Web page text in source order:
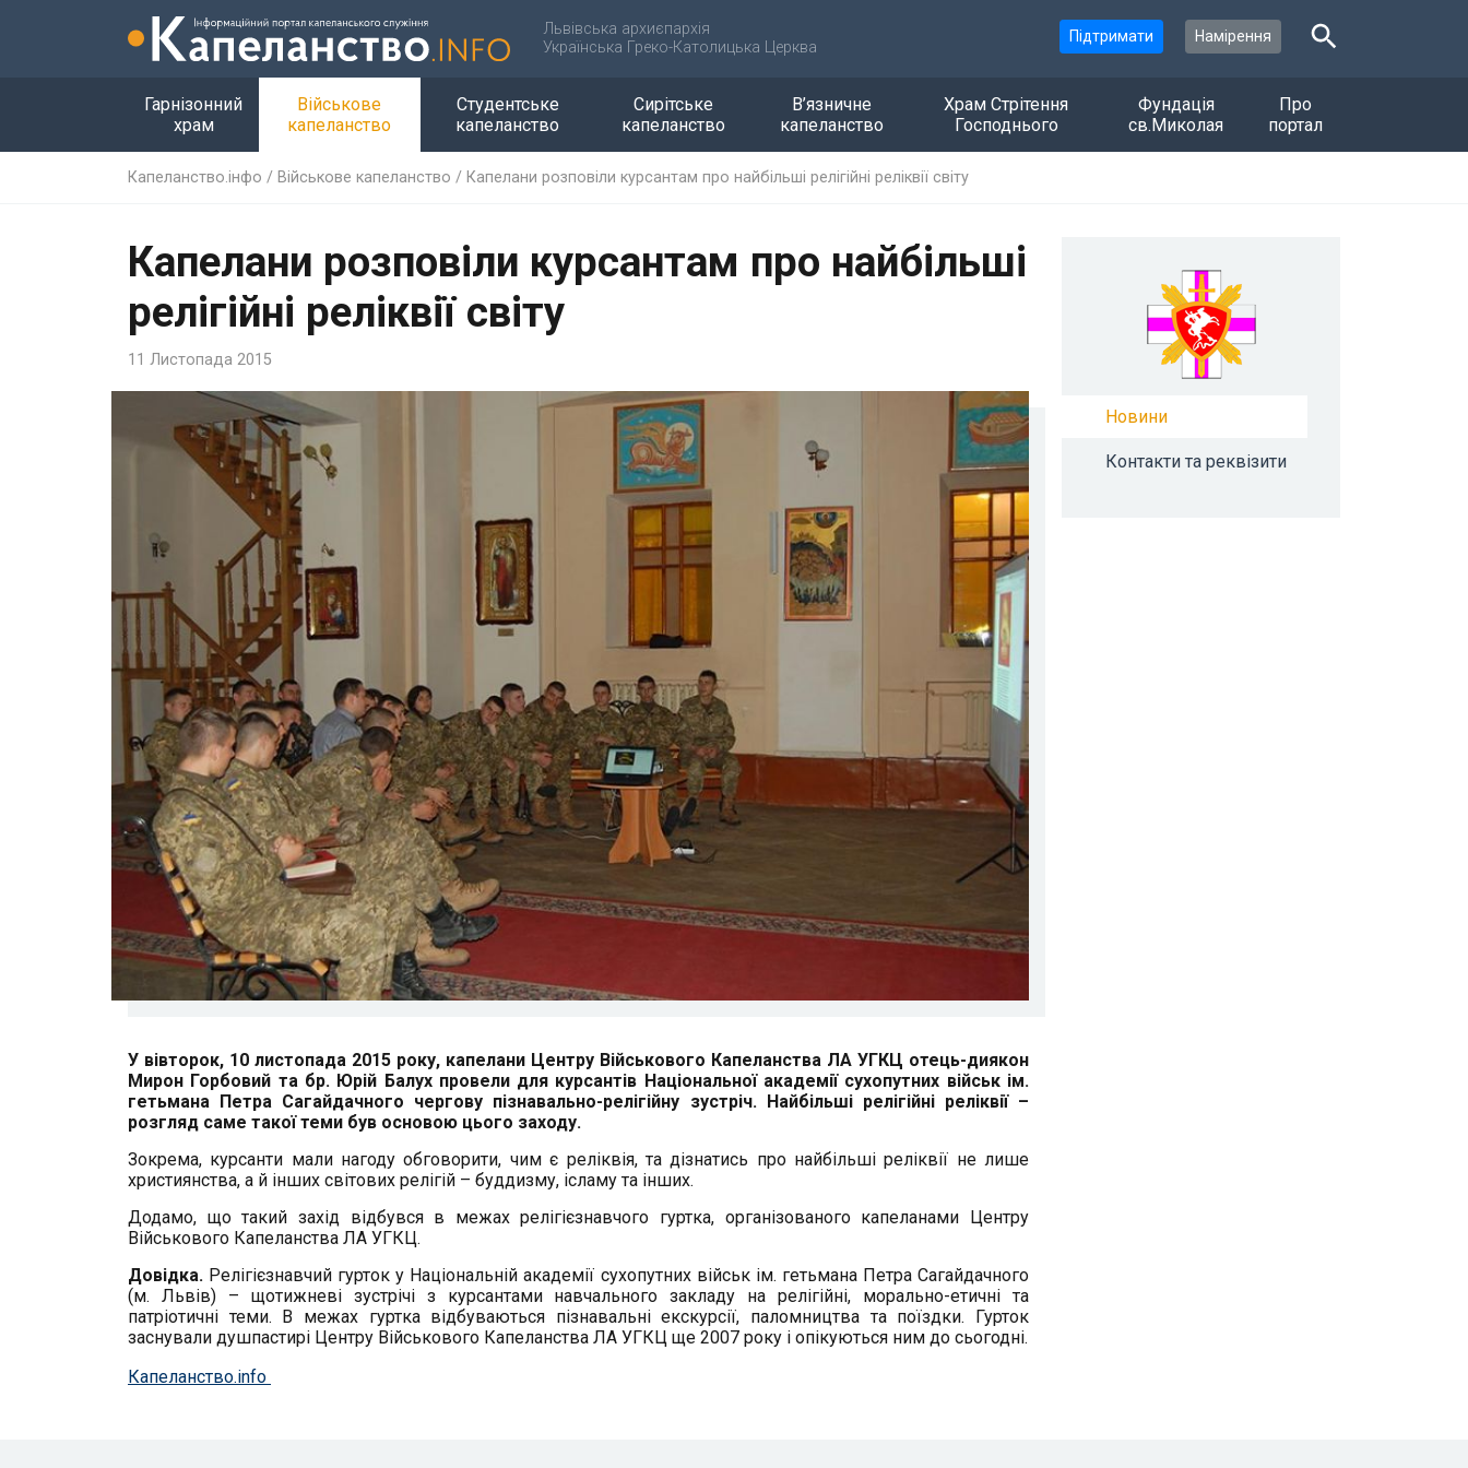
Львівська архиєпархія
Українська Греко-Католицька Церква
Підтримати Намірення
Гарнізонний
храм
Військове
капеланство
Студентське
капеланство
Сирітське
капеланство
В’язничне
капеланство
Храм Стрітення
Господнього
Фундація
св.Миколая
Про
портал
Капеланство.інфо / Військове капеланство / Капелани розповіли курсантам про найбільші релігійні реліквії світу
Капелани розповіли курсантам про найбільші
релігійні реліквії світу
11 Листопада 2015
У вівторок, 10 листопада 2015 року, капелани Центру Військового Капеланства ЛА УГКЦ отець-диякон
Мирон Горбовий та бр. Юрій Балух провели для курсантів Національної академії сухопутних військ ім.
гетьмана Петра Сагайдачного чергову пізнавально-релігійну зустріч. Найбільші релігійні реліквії –
розгляд саме такої теми був основою цього заходу.
Зокрема, курсанти мали нагоду обговорити, чим є реліквія, та дізнатись про найбільші реліквії не лише
християнства, а й інших світових релігій – буддизму, ісламу та інших.
Додамо, що такий захід відбувся в межах релігієзнавчого гуртка, організованого капеланами Центру
Військового Капеланства ЛА УГКЦ.
Довідка. Релігієзнавчий гурток у Національній академії сухопутних військ ім. гетьмана Петра Сагайдачного
(м. Львів) – щотижневі зустрічі з курсантами навчального закладу на релігійні, морально-етичні та
патріотичні теми. В межах гуртка відбуваються пізнавальні екскурсії, паломництва та поїздки. Гурток
заснували душпастирі Центру Військового Капеланства ЛА УГКЦ ще 2007 року і опікуються ним до сьогодні.
Капеланство.info
Новини
Контакти та реквізити